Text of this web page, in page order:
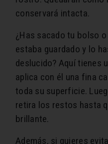
conservará intacta.
¿Has sacado tu bolso
estaba guardado y lo
deslucido? Aquí tienes
aplica con él una fina
toda su superficie.
retira los restos hasta
brillante.
Además, si quieres